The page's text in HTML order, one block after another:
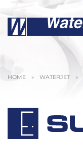
HOME » WATERJET »